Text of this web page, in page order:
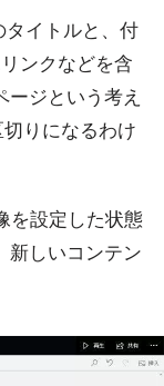
タイトルと、付
ンクなどを含
ジという考え
りになるわけ
を設定した状態
新しいコンテン